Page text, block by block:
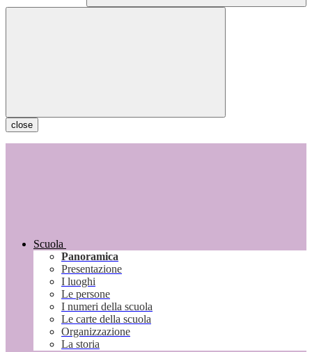
close
Scuola
Panoramica
Presentazione
I luoghi
Le persone
I numeri della scuola
Le carte della scuola
Organizzazione
La storia